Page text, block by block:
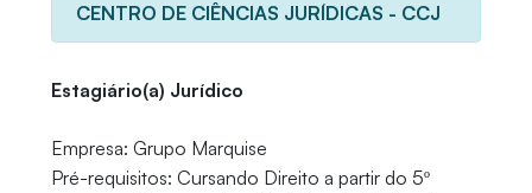
CENTRO DE CIÊNCIAS JURÍDICAS - CCJ
Estagiário(a) Jurídico
Empresa: Grupo Marquise
Pré-requisitos: Cursando Direito a partir do 5º